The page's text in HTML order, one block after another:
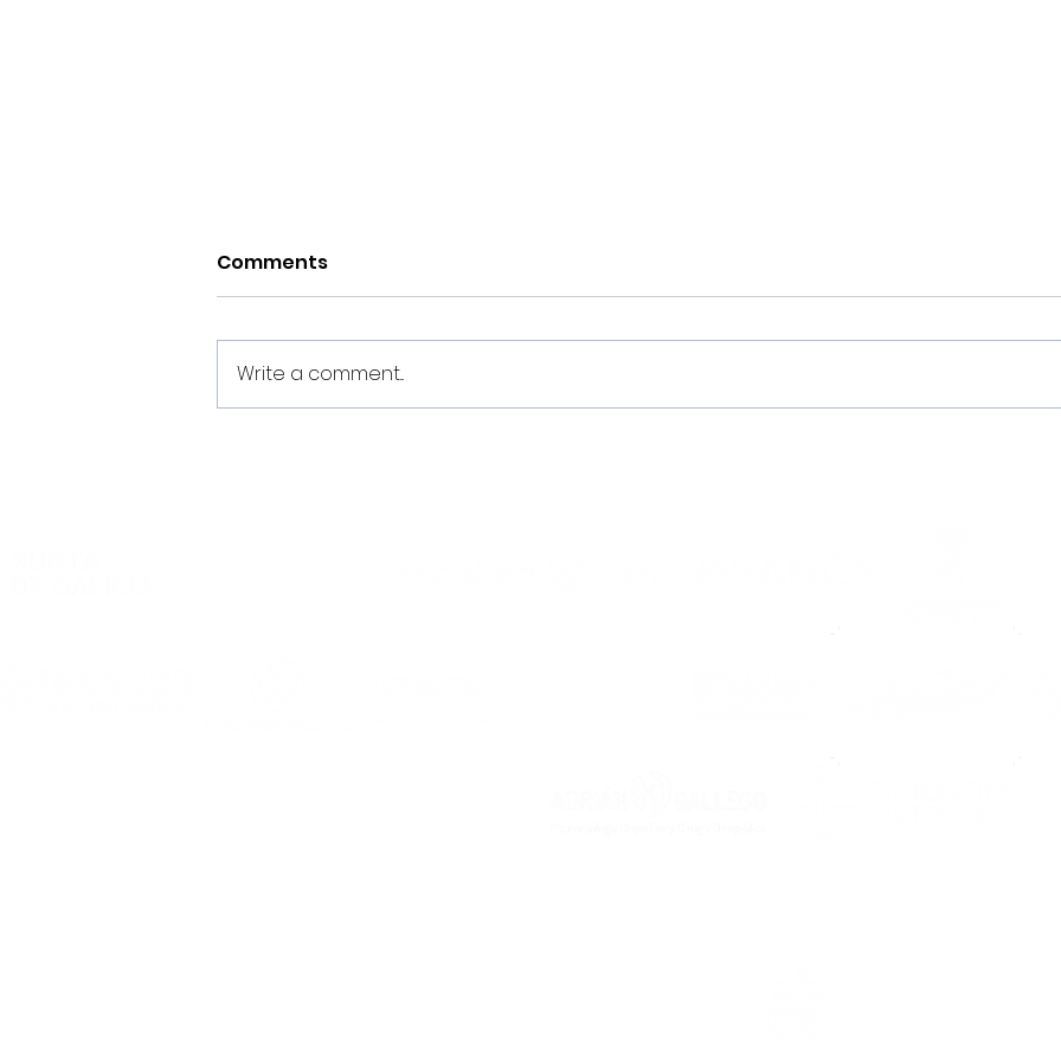
Comments
Write a comment...